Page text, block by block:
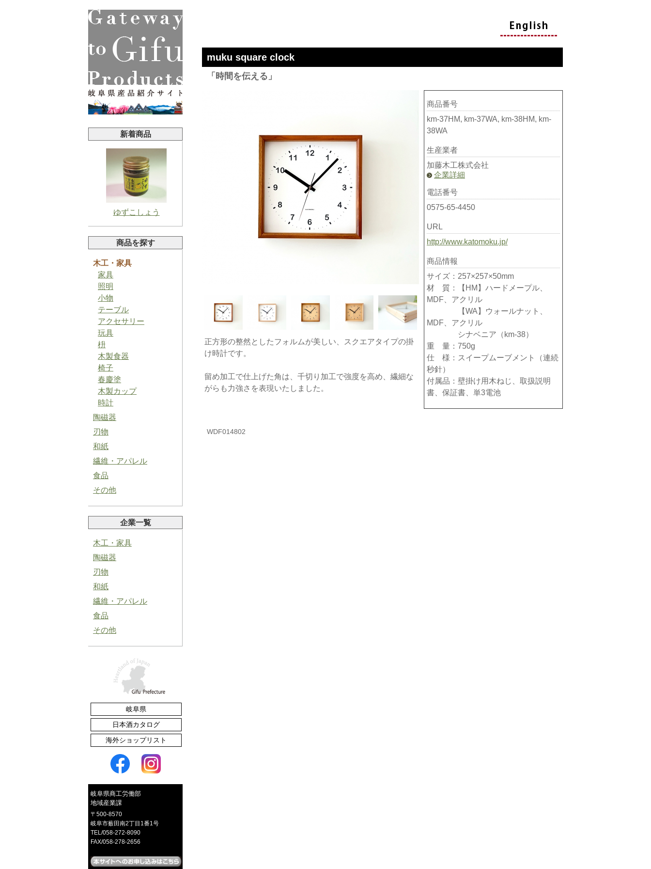
新着商品
ゆずこしょう
バジルソルト
バジルペースト
たくあん漬
赤かぶご飯のとも
イロとカタチの選べるピアス
商品を探す
木工・家具
家具
照明
小物
テーブル
アクセサリー
玩具
枡
木製食器
椅子
春慶塗
木製カップ
時計
陶磁器
刃物
和紙
繊維・アパレル
食品
その他
企業一覧
木工・家具
陶磁器
刃物
和紙
繊維・アパレル
食品
その他
岐阜県
日本酒カタログ
海外ショップリスト
岐阜県商工労働部
地域産業課
〒500-8570
岐阜市薮田南2丁目1番1号
TEL/058-272-8090
FAX/058-278-2656
muku square clock
「時間を伝える」
正方形の整然としたフォルムが美しい、スクエアタイプの掛
け時計です。
留め加工で仕上げた角は、千切り加工で強度を高め、繊細な
がらも力強さを表現いたしました。
商品番号
km-37HM, km-37WA, km-38HM, km-
38WA
生産業者
加藤木工株式会社
企業詳細
電話番号
0575-65-4450
URL
http://www.katomoku.jp/
商品情報
サイズ：257×257×50mm
材 質：【HM】ハードメープル、
MDF、アクリル
【WA】ウォールナット、
MDF、アクリル
シナベニア（km-38）
重 量：750g
仕 様：スイープムーブメント（連続
秒針）
付属品：壁掛け用木ねじ、取扱説明
書、保証書、単3電池
WDF014802